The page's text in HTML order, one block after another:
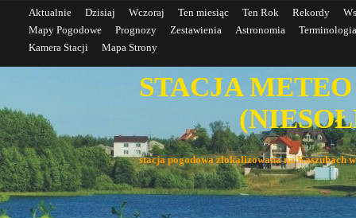
Aktualnie Dzisiaj Wczoraj Ten miesiąc Ten Rok Rekordy
Mapy Pogodowe
Prognozy Zestawienia Astronomia
Terminologia
Kamera Stacji
Mapa Strony
STACJA
stacja pogodowa zlokalizowana na